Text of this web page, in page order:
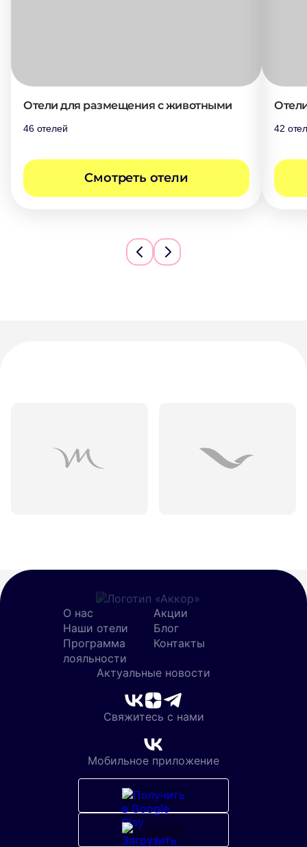
Отели для размещения с животными
46 отелей
Cмотреть отели
42
Предыдущий слайд
Следующий слайд
Мобильное приложение
О нас
Наши отели
Программа
лояльности
Акции
Блог
Контакты
Актуальные новости
Свяжитесь с нами